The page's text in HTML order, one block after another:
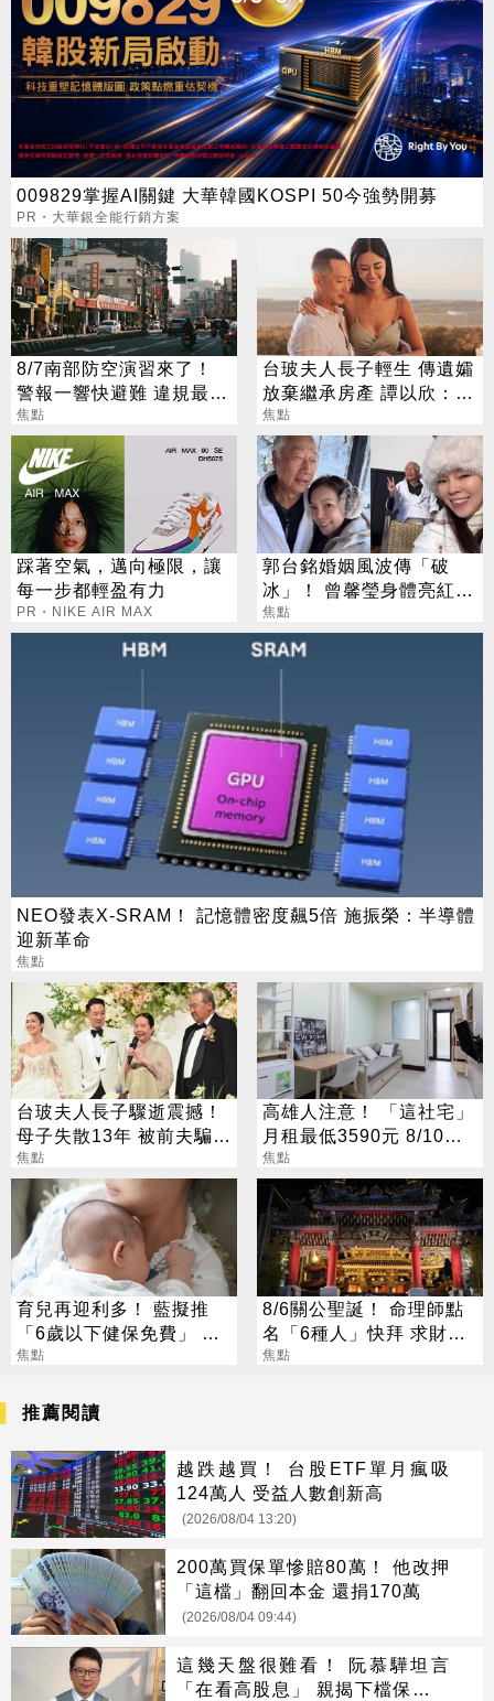
009829掌握AI關鍵 大華韓國KOSPI 50今強勢開募
PR・大華銀全能行銷方案
8/7南部防空演習來了！
警報一響快避難 違規最高
開罰15萬
焦點
台玻夫人長子輕生 傳遺孀
放棄繼承房產 譚以欣：不
實內容二次傷害
焦點
踩著空氣，邁向極限，讓
每一步都輕盈有力
PR・NIKE AIR MAX
郭台銘婚姻風波傳「破
冰」！ 曾馨瑩身體亮紅燈
18年婚姻驚傳出現轉機
焦點
NEO發表X-SRAM！ 記憶體密度飆5倍 施振榮：半導體
迎新革命
焦點
台玻夫人長子驟逝震撼！
母子失散13年 被前夫騙
「愛兒已夭折」
焦點
高雄人注意！ 「這社宅」
月租最低3590元 8/10起
放申請
焦點
育兒再迎利多！ 藍擬推
「6歲以下健保免費」 每
年減輕近萬元負擔
焦點
8/6關公聖誕！ 命理師點
名「6種人」快拜 求財求
職保平安
焦點
推薦閱讀
越跌越買！ 台股ETF單月瘋吸
124萬人 受益人數創新高
(2026/08/04 13:20)
200萬買保單慘賠80萬！ 他改押
「這檔」翻回本金 還捐170萬
(2026/08/04 09:44)
這幾天盤很難看！ 阮慕驊坦言
「在看高股息」 親揭下檔保護真